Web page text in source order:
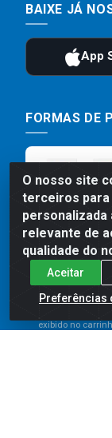
O nosso site
terceiros para
personalizada
relevante de
qualidade do
Aceitar
Preferências
BAIXE JÁ
FORMAS DE
Preços,
para compras
exibido no